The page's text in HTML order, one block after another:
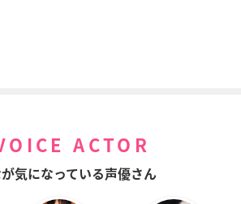
ACTOR
気になっている声優さん